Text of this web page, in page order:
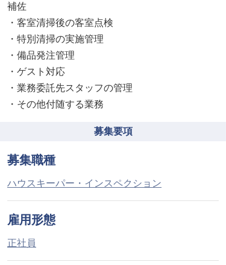
補佐
・客室清掃後の客室点検
・特別清掃の実施管理
・備品発注管理
・ゲスト対応
・業務委託先スタッフの管理
・その他付随する業務
募集要項
募集職種
ハウスキーパー・インスペクション
雇用形態
正社員